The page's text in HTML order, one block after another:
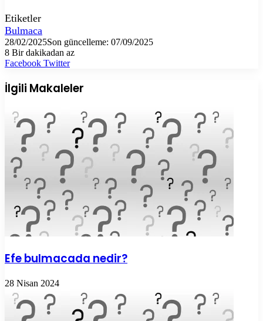
Etiketler
Bulmaca
28/02/2025Son güncelleme: 07/09/2025
8 Bir dakikadan az
Facebook TwitterLinkedIn
Tumblr
Pinterest
Reddit
VKontakte
E-
ile
paylaş
Yazdır
İlgili Makaleler
Efe bulmacada nedir?
28 Nisan 2024